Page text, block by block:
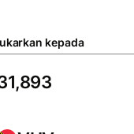
kepada